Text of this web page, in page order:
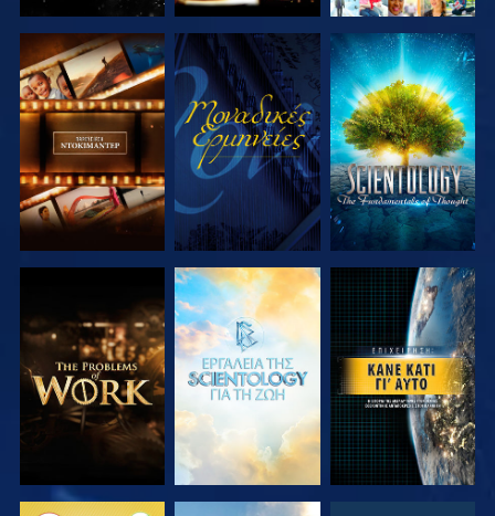
ΕΞΕΡΕΥΝΗΣΤΕ
ΤΗ ΣΕΙΡΑ
ΠΑΡΑΚΟΛΟΥΘΗΣΤΕ
ΕΞΕΡΕΥΝΗΣΤΕ
ΤΗ ΣΕΙΡΑ
ΕΞΕΡΕΥΝΗΣΤΕ
ΤΗ ΣΕΙΡΑ
ΕΞΕΡΕΥΝΗΣΤΕ
ΤΗ ΣΕΙΡΑ
ΠΑΡΑΚΟΛΟΥΘΗΣΤΕ